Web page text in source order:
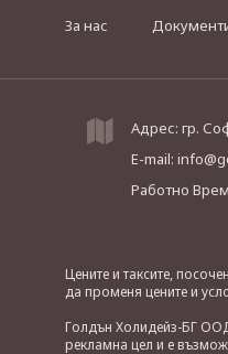
За нас
Адрес: гр.
E-mail:
Работно
Цените и таксите,
да променя цените и
Голдън Холидейз-БГ
рекламна цел и е